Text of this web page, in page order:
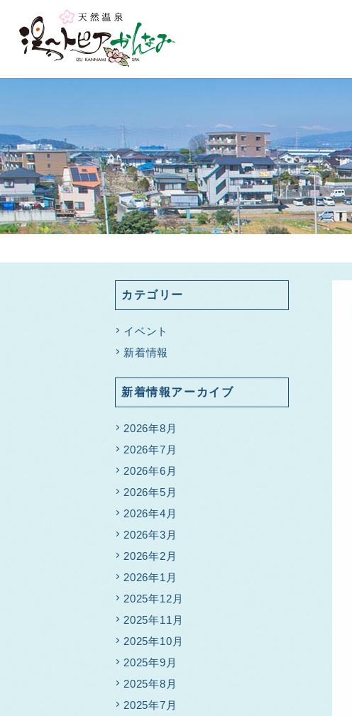
カテゴリー
イベント
新着情報
新着情報アーカイブ
2026年8月
2026年7月
2026年6月
2026年5月
2026年4月
2026年3月
2026年2月
2026年1月
2025年12月
2025年11月
2025年10月
2025年9月
2025年8月
2025年7月